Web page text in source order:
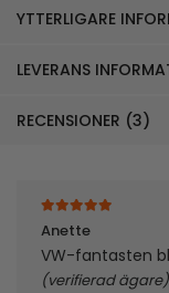
YTTERLIGARE
LEVERANS
RECENSIONER (3)
av 5
Anette
VW-fantasten
(verifierad ägare)